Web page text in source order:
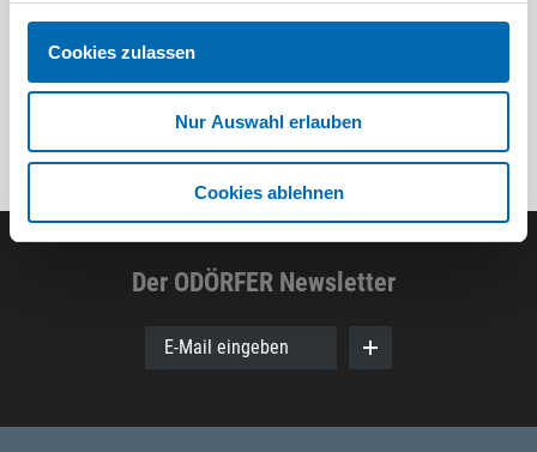
Cookies zulassen
Nur Auswahl erlauben
Cookies ablehnen
Der ODÖRFER Newsletter
E-Mail eingeben